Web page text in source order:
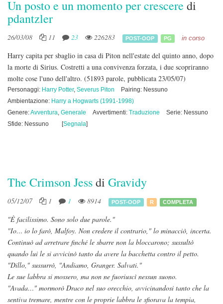
Un posto e un momento per crescere di
pdantzler
26/03/08 11 23 226283 POST-OOP PG in corso
Harry capita per sbaglio in casa di Piton nell'estate del quinto anno, dopo
la morte di Sirius. Costretti a una convivenza forzata, i due scopriranno
molte cose l'uno dell'altro. (51893 parole, pubblicata 23/05/07)
Personaggi: Harry Potter, Severus Piton
Pairing: Nessuno
Ambientazione: Harry a Hogwarts (1991-1998)
Genere:Avventura, Generale Avvertimenti: Traduzione
Serie: Nessuno
Sfide: Nessuno
[Segnala]
The Crimson Jessdi Gravidy
05/12/07 1 1 8914 POST-OOP R COMPLETA
"È facilissimo. Sono solo due parole."
"Io… io lo farò, Malfoy. Non credere il contrario," lo minacciò, incerta.
Continuò ad arretrare finché le sbarre non la bloccarono; sussultò
quando lui le si avvicinò tanto da avere la bacchetta contro il petto.
"Dillo," sussurrò, "Andiamo, Granger. Salvati."
Le sue labbra si mossero, ma non ne fuoriuscì nessun suono.
"Avada…" mormorò Draco nel suo orecchio, avvicinandosi tanto che la
sentiva tremare, mentre con le proprie labbra le sfiorava la tempia,